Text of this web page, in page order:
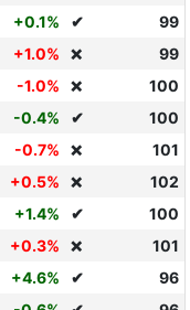
+0.1% ✔
99
+1.0% ❌
99
-1.0% ❌
100
-0.4% ✔
100
-0.7% ❌
101
+0.5% ❌
102
+1.4% ✔
100
+0.3% ❌
101
+4.6% ✔
96